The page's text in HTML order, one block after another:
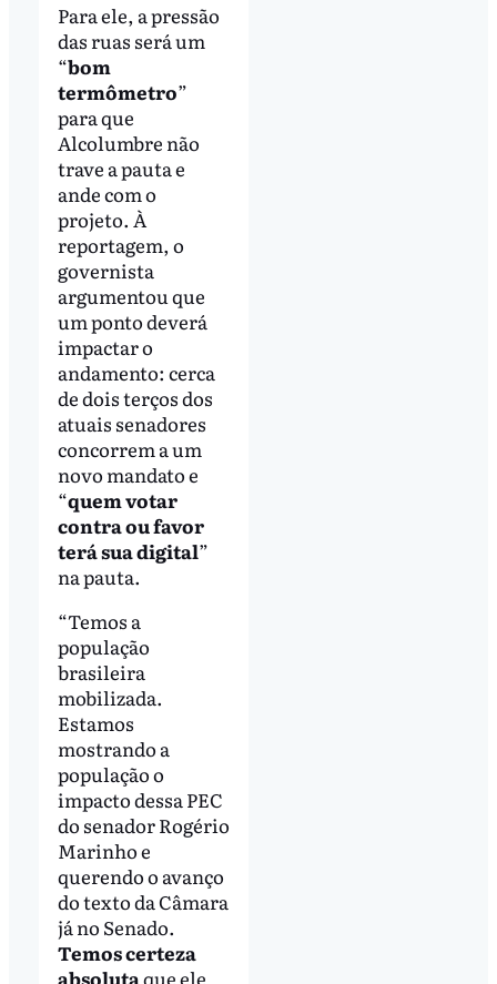
Para ele, a pressão
das ruas será um
“bom
termômetro”
para que
Alcolumbre não
trave a pauta e
ande com o
projeto. À
reportagem, o
governista
argumentou que
um ponto deverá
impactar o
andamento: cerca
de dois terços dos
atuais senadores
concorrem a um
novo mandato e
“quem votar
contra ou favor
terá sua digital”
na pauta.
“Temos a
população
brasileira
mobilizada.
Estamos
mostrando a
população o
impacto dessa PEC
do senador Rogério
Marinho e
querendo o avanço
do texto da Câmara
já no Senado.
Temos certeza
absolutaque ele